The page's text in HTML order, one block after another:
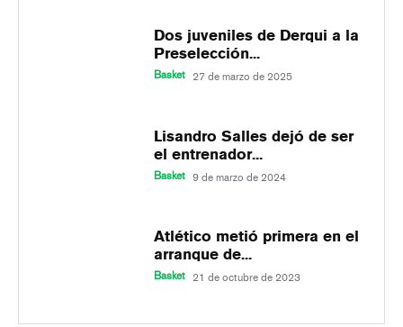
Dos juveniles de Derqui a la
Preselección...
Basket 27 de marzo de 2025
Lisandro Salles dejó de ser
el entrenador...
Basket 9 de marzo de 2024
Atlético metió primera en el
arranque de...
Basket 21 de octubre de 2023